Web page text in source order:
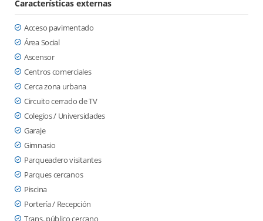
Características externas
Acceso pavimentado
Área Social
Ascensor
Centros comerciales
Cerca zona urbana
Circuito cerrado de TV
Colegios / Universidades
Garaje
Gimnasio
Parqueadero visitantes
Parques cercanos
Piscina
Portería / Recepción
Trans. público cercano